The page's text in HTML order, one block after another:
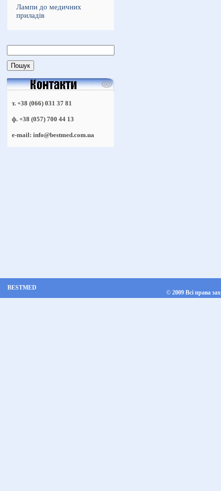
Лампи до медичних
приладів
т. +38 (066) 031 37 81
ф. +38 (057) 700 44 13
e-mail: info@bestmed.com.ua
BESTMED
© 2009 Всі права